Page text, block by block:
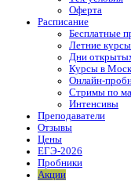
Оферта
Расписание
Бесплатные
Летние курсы
Дни
Курсы в
Онлайн-
Стримы по
Интенсивы
Преподаватели
Отзывы
Цены
ЕГЭ-2026
Пробники
Акции